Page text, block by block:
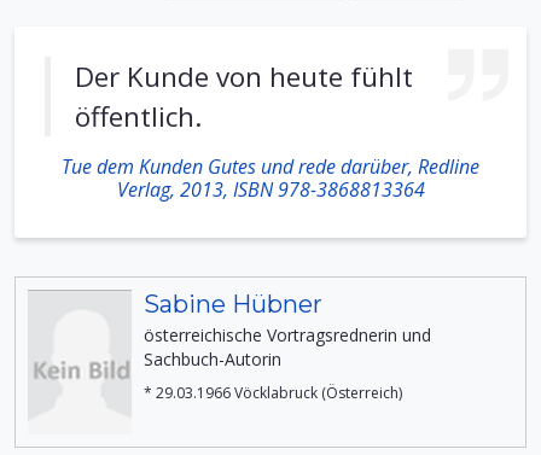
Der Kunde von heute fühlt
öffentlich.
Tue dem Kunden Gutes und rede darüber, Redline
Verlag, 2013, ISBN 978-3868813364
Sabine Hübner
österreichische Vortragsrednerin und
Sachbuch-Autorin
* 29.03.1966 Vöcklabruck (Österreich)